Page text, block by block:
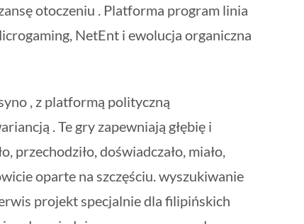
otoczeniu . Platforma program linia
NetEnt i ewolucja organiczna
, z platformą polityczną
. Te gry zapewniają głębię i
doświadczało, miało,
oparte na szczęściu. wyszukiwanie
projekt specjalnie dla filipińskich